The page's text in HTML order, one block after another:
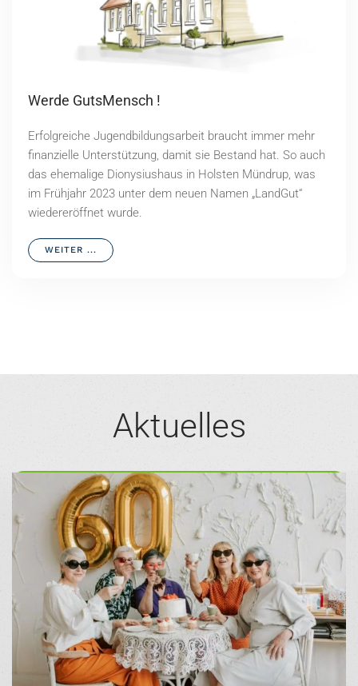
Werde GutsMensch !
Erfolgreiche Jugendbildungsarbeit braucht immer mehr
finanzielle Unterstützung, damit sie Bestand hat. So auch
das ehemalige Dionysiushaus in Holsten Mündrup, was
im Frühjahr 2023 unter dem neuen Namen „LandGut“
wiedereröffnet wurde.
WEITER ...
Aktuelles